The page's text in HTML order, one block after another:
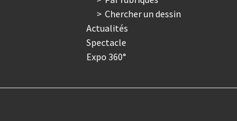
Chercher un dessin
Actualités
Spectacle
Expo 360°